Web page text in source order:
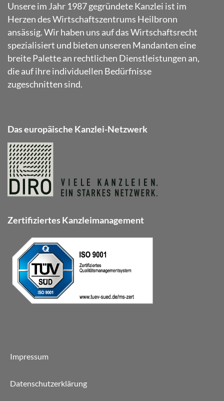
Unsere im Jahr 1987 gegründete Kanzlei ist im
Herzen des Wirtschaftszentrums Heilbronn
ansässig. Wir haben uns auf das Wirtschaftsrecht
spezialisiert und bieten unseren Mandanten eine
breite Palette an rechtlichen Dienstleistungen an,
die auf ihre individuellen Bedürfnisse
zugeschnitten sind.
Das europäische Kanzlei-Netzwerk
Zertifiziertes Kanzleimanagement
Impressum
Datenschutzerklärung